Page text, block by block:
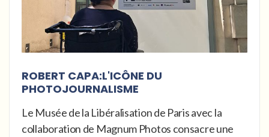
ROBERT CAPA:L'ICÔNE DU
PHOTOJOURNALISME
Le Musée de la Libéralisation de Paris avec la
collaboration de Magnum Photos consacre une